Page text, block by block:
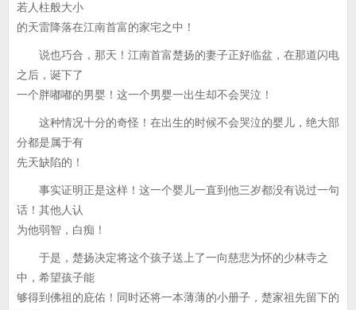
若人柱般大小
的天雷降落在江南首富的家宅之中！
说也巧合，那天！江南首富楚扬的妻子正好临盆，在那道闪电
之后，诞下了
一个胖嘟嘟的男婴！这一个男婴一出生却不会哭泣！
这种情况十分的奇怪！在出生的时候不会哭泣的婴儿，绝大部
分都是属于有
先天缺陷的！
事实证明正是这样！这一个婴儿一直到他三岁都没有说过一句
话！其他人认
为他弱智，白痴！
于是，楚扬决定将这个孩子送上了一向慈悲为怀的少林寺之
中，希望孩子能
够得到佛祖的庇佑！同时还将一本薄薄的小册子，楚家祖先留下的